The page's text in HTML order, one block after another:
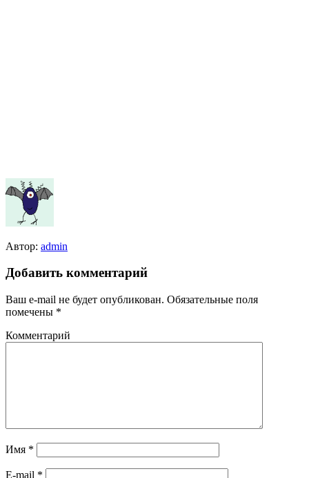
Автор: admin
Добавить комментарий
Ваш e-mail не будет опубликован. Обязательные поля
помечены *
Комментарий
Имя *
E-mail *